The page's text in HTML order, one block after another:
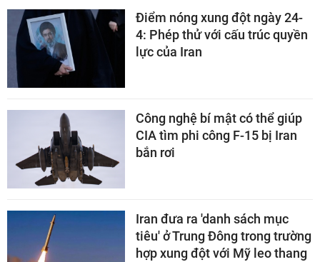
Điểm nóng xung đột ngày 24-
4: Phép thử với cấu trúc quyền
lực của Iran
Công nghệ bí mật có thể giúp
CIA tìm phi công F-15 bị Iran
bắn rơi
Iran đưa ra 'danh sách mục
tiêu' ở Trung Đông trong trường
hợp xung đột với Mỹ leo thang